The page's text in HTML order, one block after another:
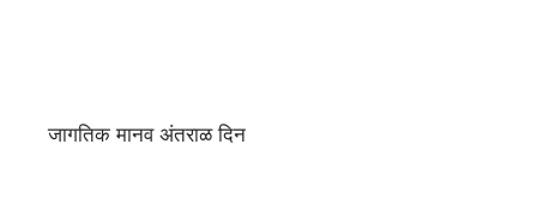
जागतिक मानव अंतराळ दिन